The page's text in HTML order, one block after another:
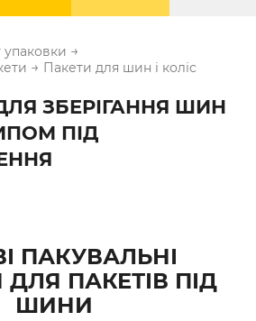
упаковки →
→ Пакети для шин і коліс
ЗБЕРІГАННЯ ШИН
ПІД
ПАКУВАЛЬНІ
ПАКЕТІВ ПІД
ШИНИ